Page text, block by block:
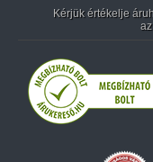
Kérjük értékelje
az